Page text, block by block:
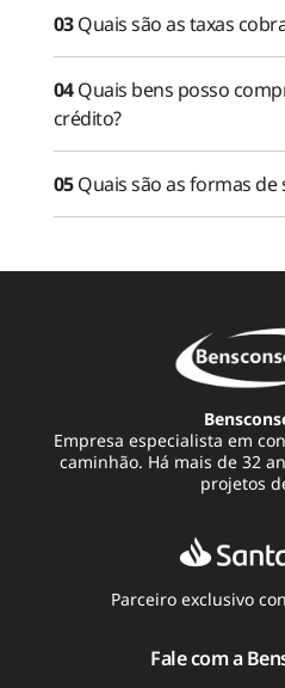
03Quais são as taxas
04Quais bens posso
crédito?
05Quais são as formas de
Empresa especialista em
caminhão. Há mais de 32
projetos
Parceiro exclusivo
Fale com a